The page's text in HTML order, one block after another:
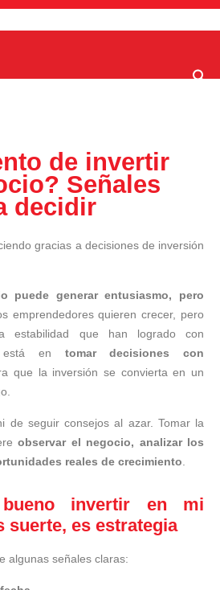
de invertir
Señales
decidir
puede generar entusiasmo, pero
emprendedores quieren crecer, pero
estabilidad que han logrado con
está en tomar decisiones con
que la inversión se convierta en un
de seguir consejos al azar. Tomar la
observar el negocio, analizar los
reales de crecimiento
invertir en mi
suerte, es estrategia
algunas señales claras: